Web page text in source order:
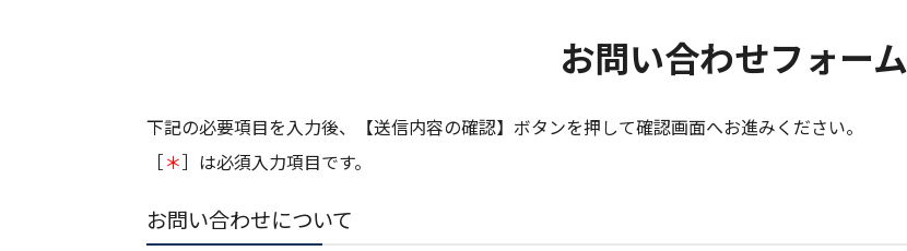
お問い合わせフォーム
下記の必要項目を入力後、【送信内容の確認】ボタンを押して確認画面へお進みください。
［＊］は必須入力項目です。
お問い合わせについて